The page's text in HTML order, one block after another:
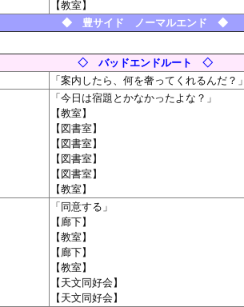
【教室】
◆ 豊サイド ノーマルエンド ◆
◇ バッドエンドルート ◇
「案内したら、何を奢ってくれるんだ？
「今日は宿題とかなかったよな？」
【教室】
【図書室】
【図書室】
【図書室】
【図書室】
【教室】
「同意する」
【廊下】
【教室】
【廊下】
【教室】
【天文同好会】
【天文同好会】